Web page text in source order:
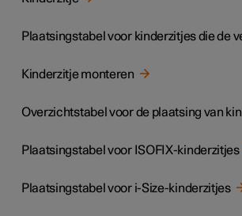
Kinderzitje monteren
Overzichtstabel voor de plaatsing van
Plaatsingstabel voor ISOFIX-kinderzitjes
Plaatsingstabel voor i-Size-kinderzitjes